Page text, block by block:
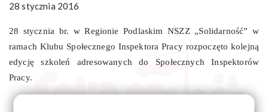
28 stycznia 2016
28 stycznia br. w Regionie Podlaskim NSZZ „Solidarność” w
ramach Klubu Społecznego Inspektora Pracy rozpoczęto kolejną
edycję szkoleń adresowanych do Społecznych Inspektorów
Pracy.